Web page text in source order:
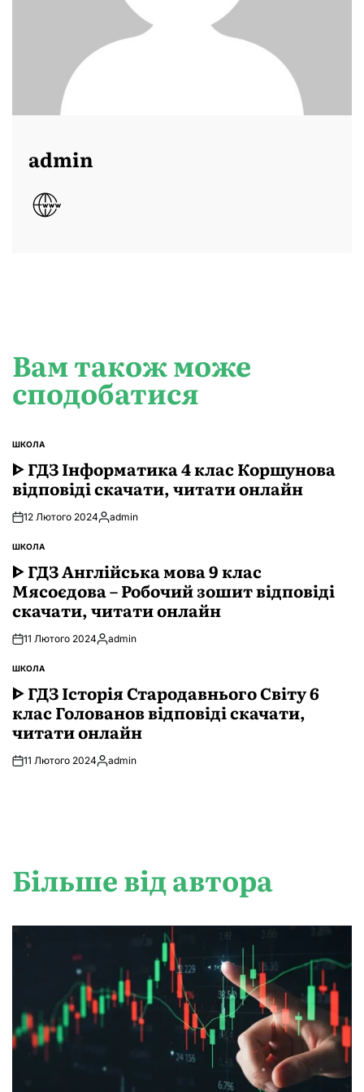
admin
Вам також може
сподобатися
ОПУБЛІКУВАТИ
У
ШКОЛА
ᐈ ГДЗ Інформатика 4 клас Коршунова
відповіді скачати, читати онлайн
12 Лютого 2024Опубліковано
admin
ОПУБЛІКУВАТИ
У
ШКОЛА
ᐈ ГДЗ Англійська мова 9 клас
Мясоєдова – Робочий зошит відповіді
скачати, читати онлайн
11 Лютого 2024Опубліковано
admin
ОПУБЛІКУВАТИ
У
ШКОЛА
ᐈ ГДЗ Історія Стародавнього Свiту 6
клас Голованов відповіді скачати,
читати онлайн
11 Лютого 2024Опубліковано
admin
Більше від автора